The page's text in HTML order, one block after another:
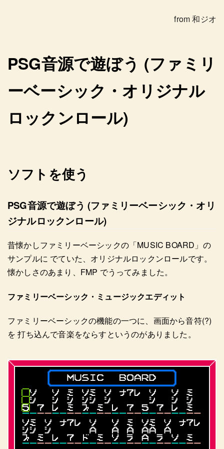
from 和ジオ
PSG音源で遊ぼう (ファミリ
ーベーシック・オリジナル
ロックンロール)
ソフトを使う
PSG音源で遊ぼう (ファミリーベーシック・オリ
ジナルロックンロール)
昔懐かしファミリーベーシックの「MUSIC BOARD」の
サンプルに でていた、オリジナルロックンロールです。
懐かしさのあまり、FMP でうってみました。
ファミリーベーシック・ミュージックエディット
ファミリーベーシックの機能の一つに、画面から音符(?)
を 打ち込んで音楽をならすというのがありました。